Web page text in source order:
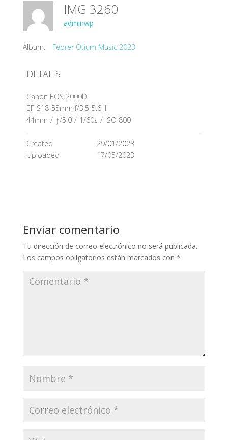
IMG 3260
adminwp
Álbum: Febrer Otium Music 2023
DETAILS
Canon EOS 2000D
EF-S18-55mm f/3.5-5.6 III
44mm / ƒ/5.0 / 1/60s / ISO 800
Created
29/01/2023
Uploaded
17/05/2023
Enviar comentario
Tu dirección de correo electrónico no será publicada.
Los campos obligatorios están marcados con *